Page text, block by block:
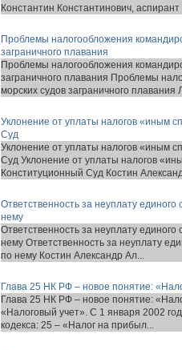
Константин Константинович,
Проблемы налогообложения
заграничного плавания
Проблемы налогообложения
заграничного плавания Проблемы
морских судов заграничного плавания
Уклонение от уплаты налогов «иным
Суд
Уклонение от уплаты налогов «иным
Суд Уклонение от уплаты налогов
Конституционный Суд Костин
Ответственность за неуплату
нему
Ответственность за неуплату
нему Ответственность за неуплату
по нему Костин Александр Ал...
Глава 25 НК РФ – новое понятие:
Глава 25 НК РФ – новое понятие:
«Налоговый учет». C 1 января 2002
кодекса: 25 – «Налог на прибыл...